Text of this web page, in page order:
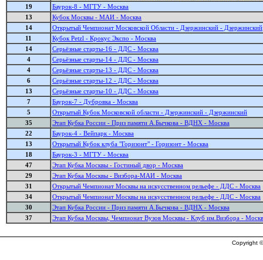
19
Баурок-8 - МГТУ - Москва
13
Кубок Москвы - МАИ - Москва
14
Открытый Чемпионат Московской Области - Дзержинский - Дзержинский
11
Кубок Petzl - Крокус Экспо - Москва
14
Серьёзные старты-16 - ДДС - Москва
4
Серьёзные старты-14 - ДДС - Москва
4
Серьёзные старты-13 - ДДС - Москва
6
Серьёзные старты-12 - ДДС - Москва
13
Серьёзные старты-10 - ДДС - Москва
7
Баурок-7 - Дубровка - Москва
5
Открытый Кубок Московской области - Дзержинский - Дзержинский
35
Этап Кубка России - Приз памяти А.Бычкова - ВДНХ - Москва
22
Баурок-4 - Вейпарк - Москва
13
Открытый Кубок клуба "Горизонт" - Горизонт - Москва
18
Баурок-3 - МГТУ - Москва
47
Этап Кубка Москвы - Гостиный двор - Москва
29
Этап Кубка Москвы - Визбора-МАИ - Москва
31
Открытый Чемпионат Москвы на искусственном рельефе - ДДС - Москва
34
Открытый Чемпионат Москвы на искусственном рельефе - ДДС - Москва
30
Этап Кубка России - Приз памяти А.Бычкова - ВДНХ - Москва
37
Этап Кубка Москвы, Чемпионат Вузов Москвы - Клуб им.Визбора -
Copyright